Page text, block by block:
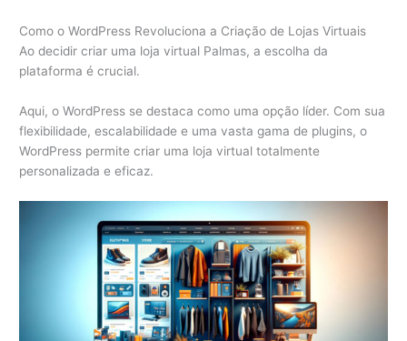
Como o WordPress Revoluciona a Criação de Lojas Virtuais
Ao decidir criar uma loja virtual Palmas, a escolha da
plataforma é crucial.
Aqui, o WordPress se destaca como uma opção líder. Com sua
flexibilidade, escalabilidade e uma vasta gama de plugins, o
WordPress permite criar uma loja virtual totalmente
personalizada e eficaz.